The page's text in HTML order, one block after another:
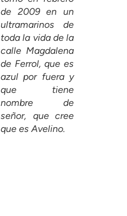
de 2009 en un
ultramarinos de
toda la vida de la
calle Magdalena
de Ferrol, que es
azul por fuera y
que tiene
nombre de
señor, que cree
que es Avelino.